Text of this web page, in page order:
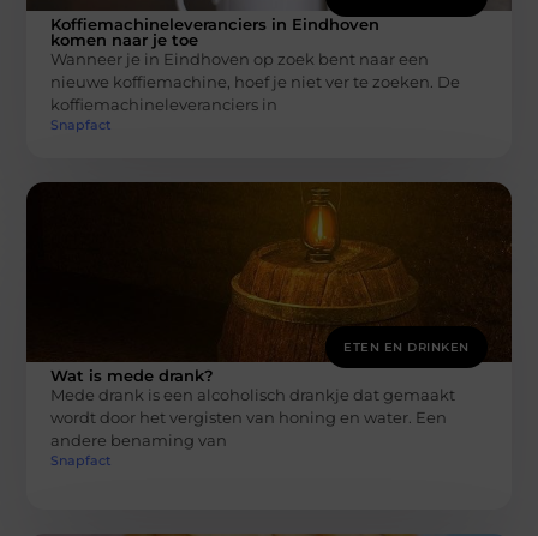
Koffiemachineleveranciers in Eindhoven
komen naar je toe
Wanneer je in Eindhoven op zoek bent naar een
nieuwe koffiemachine, hoef je niet ver te zoeken. De
koffiemachineleveranciers in
Snapfact
ETEN EN DRINKEN
Wat is mede drank?
Mede drank is een alcoholisch drankje dat gemaakt
wordt door het vergisten van honing en water. Een
andere benaming van
Snapfact